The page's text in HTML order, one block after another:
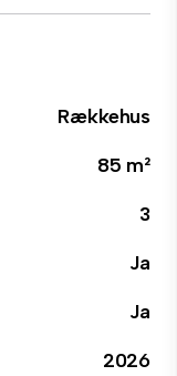
Rækkehus
85 m²
3
Ja
Ja
2026